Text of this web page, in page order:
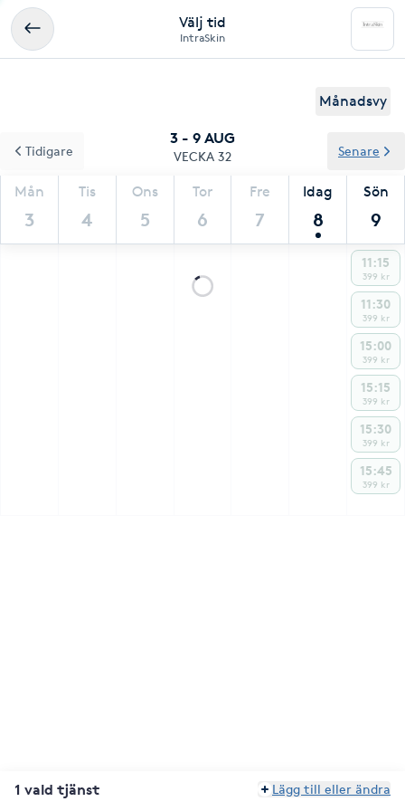
Välj tid
IntraSkin
Månadsvy
3 - 9 AUG
VECKA 32
Mån
3
Tis
4
Ons
5
Tor
6
Fre
7
Idag
8
Sön
9
Tidigare Senare
11:15
399 kr
11:30
399 kr
15:00
399 kr
15:15
399 kr
15:30
399 kr
15:45
399 kr
1 vald tjänst Lägg till eller ändra